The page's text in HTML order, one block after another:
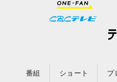
番組 ショート プ